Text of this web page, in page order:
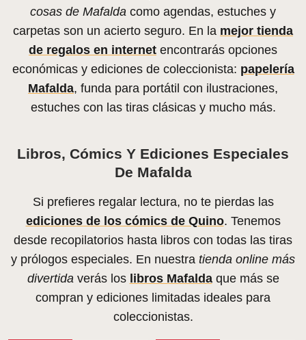
cosas de Mafalda como agendas, estuches y
carpetas son un acierto seguro. En la mejor tienda
de regalos en internet encontrarás opciones
económicas y ediciones de coleccionista: papelería
Mafalda, funda para portátil con ilustraciones,
estuches con las tiras clásicas y mucho más.
Libros, Cómics Y Ediciones Especiales
De Mafalda
Si prefieres regalar lectura, no te pierdas las
ediciones de los cómics de Quino. Tenemos
desde recopilatorios hasta libros con todas las tiras
y prólogos especiales. En nuestra tienda online más
divertida verás los libros Mafaldaque más se
compran y ediciones limitadas ideales para
coleccionistas.